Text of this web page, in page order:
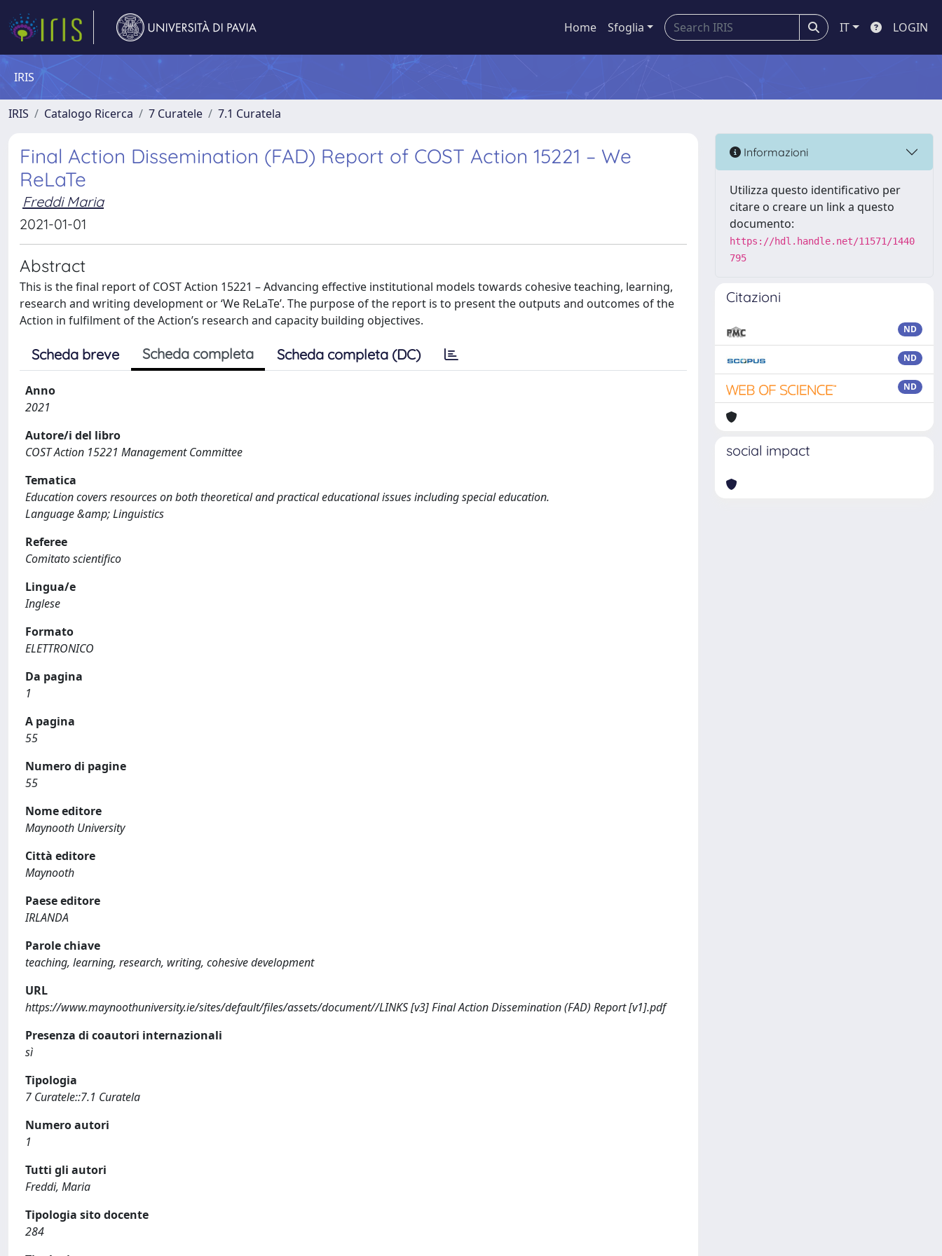
Home Sfoglia IT LOGIN
IRIS
IRIS Catalogo Ricerca 7 Curatele 7.1 Curatela
Final Action Dissemination (FAD) Report of COST Action 15221 – We
ReLaTe
Freddi Maria
2021-01-01
Abstract
This is the final report of COST Action 15221 – Advancing effective institutional models towards cohesive teaching, learning,
research and writing development or ‘We ReLaTe’. The purpose of the report is to present the outputs and outcomes of the
Action in fulfilment of the Action’s research and capacity building objectives.
Scheda breve Scheda completa Scheda completa (DC)
Anno
2021
Autore/i del libro
COST Action 15221 Management Committee
Tematica
Education covers resources on both theoretical and practical educational issues including special education.
Language &amp; Linguistics
Referee
Comitato scientifico
Lingua/e
Inglese
Formato
ELETTRONICO
Da pagina
1
A pagina
55
Numero di pagine
55
Nome editore
Maynooth University
Città editore
Maynooth
Paese editore
IRLANDA
Parole chiave
teaching, learning, research, writing, cohesive development
URL
https://www.maynoothuniversity.ie/sites/default/files/assets/document//LINKS [v3] Final Action Dissemination (FAD) Report [v1].pdf
Presenza di coautori internazionali
sì
Tipologia
7 Curatele::7.1 Curatela
Numero autori
1
Tutti gli autori
Freddi, Maria
Tipologia sito docente
284
Informazioni
Utilizza questo identificativo per
citare o creare un link a questo
documento:
https://hdl.handle.net/11571/1440
795
Citazioni
ND
ND
ND
social impact